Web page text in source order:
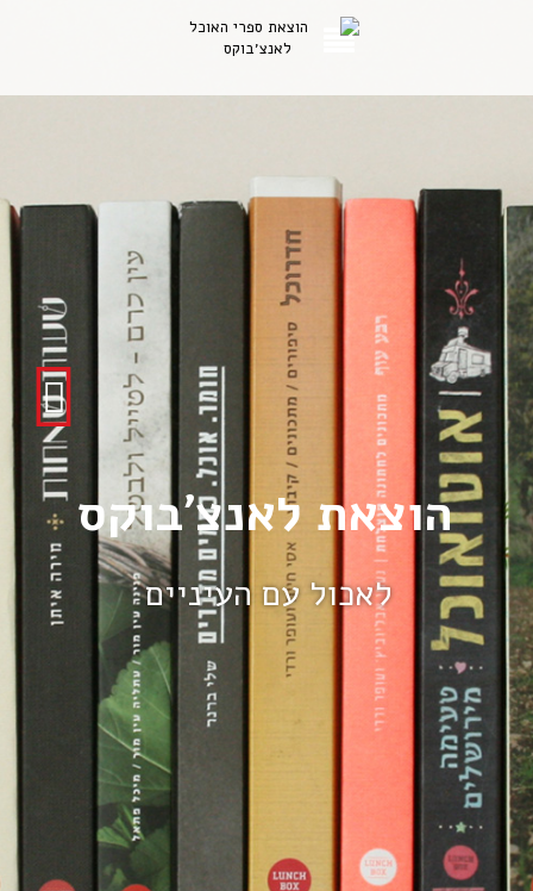
הוצאת לאנצ’בוקס
לאכול עם העיניים